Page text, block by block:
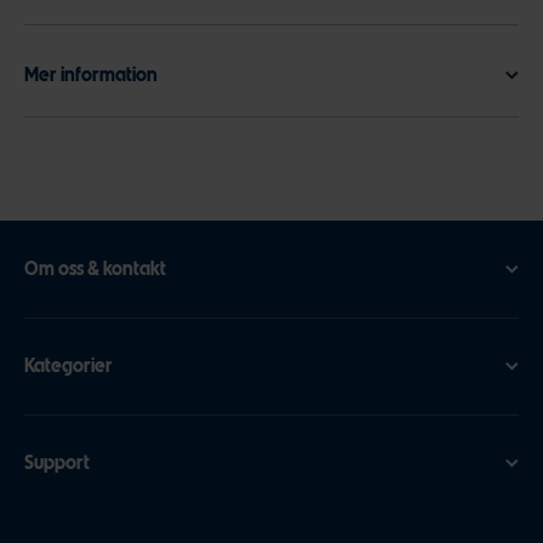
Mer information
Om oss & kontakt
Kategorier
Support